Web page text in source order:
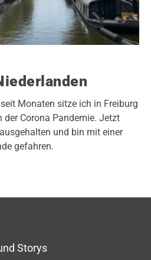
Monaten sitze ich in Freiburg
der Corona Pandemie. Jetzt
und bin mit einer
gefahren.
Storys